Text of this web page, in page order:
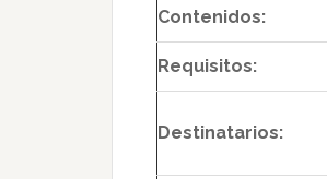
Contenidos:
Requisitos:
Destinatarios: